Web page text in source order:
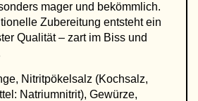
mager und bekömmlich.
Zubereitung entsteht ein
Qualität – zart im Biss und
Nitritpökelsalz (Kochsalz,
Natriumnitrit), Gewürze,